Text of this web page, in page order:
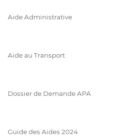
Aide Administrative
Aide au Transport
Dossier de Demande APA
Guide des Aides 2024